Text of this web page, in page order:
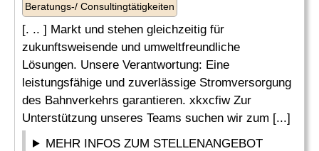
Beratungs-/ Consultingtätigkeiten
[. .. ] Markt und stehen gleichzeitig für
zukunftsweisende und umweltfreundliche
Lösungen. Unsere Verantwortung: Eine
leistungsfähige und zuverlässige Stromversorgung
des Bahnverkehrs garantieren. xkxcfiw Zur
Unterstützung unseres Teams suchen wir zum [...]
MEHR INFOS ZUM STELLENANGEBOT